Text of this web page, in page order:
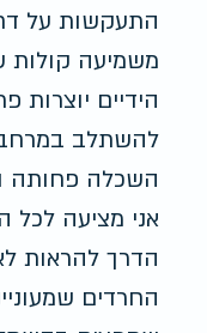
התעקשות על
משמיעה קולות
הידיים
להשתלב במרחב
השכלה פחותה
אני מציעה
הדרך להראות
החרדים